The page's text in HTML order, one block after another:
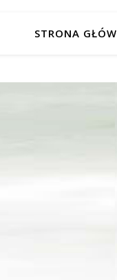
STRONA